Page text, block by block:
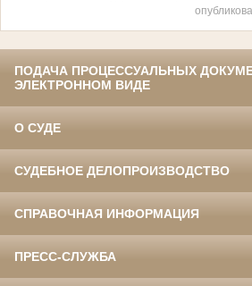
ПОДАЧА ПРОЦЕССУАЛЬНЫХ
ЭЛЕКТРОННОМ ВИДЕ
О СУДЕ
СУДЕБНОЕ ДЕЛОПРОИЗВОДСТВО
СПРАВОЧНАЯ ИНФОРМАЦИЯ
ПРЕСС-СЛУЖБА